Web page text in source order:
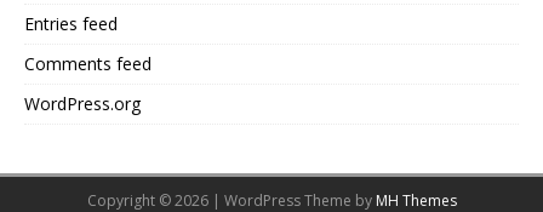
Entries feed
Comments feed
WordPress.org
Copyright © 2026 | WordPress Theme by MH Themes